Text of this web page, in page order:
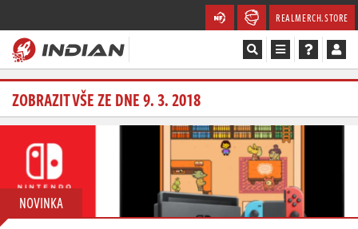
REALMERCH.STORE
Magazín
Videa
Soutěže
ZOBRAZIT VŠE ZE DNE 9. 3. 2018
NOVINKA